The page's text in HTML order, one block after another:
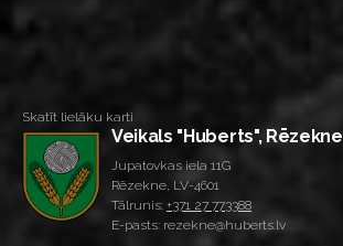
Skatīt lielāku karti
Veikals "Huberts", Rēzekne
Jupatovkas iela 11G
Rēzekne, LV-4601
Tālrunis: +371 27 773388
E-pasts: rezekne@huberts.lv